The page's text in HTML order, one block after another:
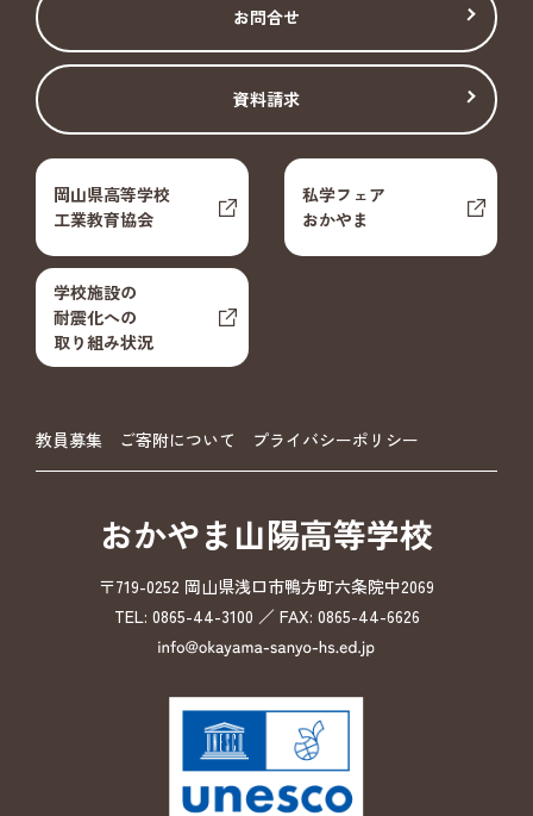
お問合せ
資料請求
岡山県高等学校
工業教育協会
私学フェア
おかやま
学校施設の
耐震化への
取り組み状況
教員募集 ご寄附について プライバシーポリシー
おかやま山陽高等学校
〒719-0252 岡山県浅口市鴨方町六条院中2069
TEL: 0865-44-3100 ／ FAX: 0865-44-6626